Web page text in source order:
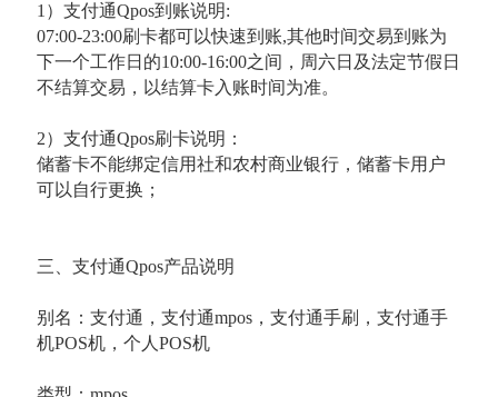
1）支付通Qpos到账说明:
07:00-23:00刷卡都可以快速到账,其他时间交易到账为
下一个工作日的10:00-16:00之间，周六日及法定节假日
不结算交易，以结算卡入账时间为准。
2）支付通Qpos刷卡说明：
储蓄卡不能绑定信用社和农村商业银行，储蓄卡用户
可以自行更换；
三、支付通Qpos产品说明
别名：支付通，支付通mpos，支付通手刷，支付通手
机POS机，个人POS机